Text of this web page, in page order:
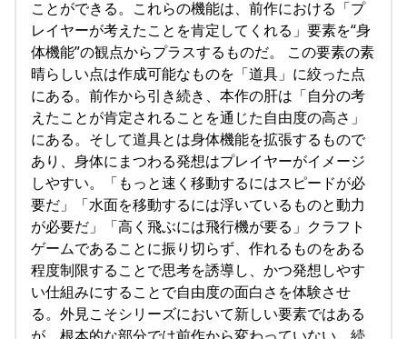
ことができる。これらの機能は、前作における「プ
レイヤーが考えたことを肯定してくれる」要素を“身
体機能”の観点からプラスするものだ。 この要素の素
晴らしい点は作成可能なものを「道具」に絞った点
にある。前作から引き続き、本作の肝は「自分の考
えたことが肯定されることを通じた自由度の高さ」
にある。そして道具とは身体機能を拡張するもので
あり、身体にまつわる発想はプレイヤーがイメージ
しやすい。「もっと速く移動するにはスピードが必
要だ」「水面を移動するには浮いているものと動力
が必要だ」「高く飛ぶには飛行機が要る」クラフト
ゲームであることに振り切らず、作れるものをある
程度制限することで思考を誘導し、かつ発想しやす
い仕組みにすることで自由度の面白さを体験させ
る。外見こそシリーズにおいて新しい要素ではある